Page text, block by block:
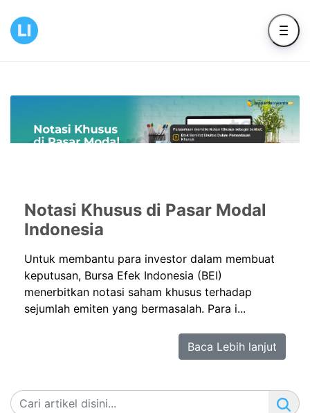
Notasi Khusus di Pasar Modal
Indonesia
Untuk membantu para investor dalam membuat
keputusan, Bursa Efek Indonesia (BEI)
menerbitkan notasi saham khusus terhadap
sejumlah emiten yang bermasalah. Para i...
Baca Lebih lanjut